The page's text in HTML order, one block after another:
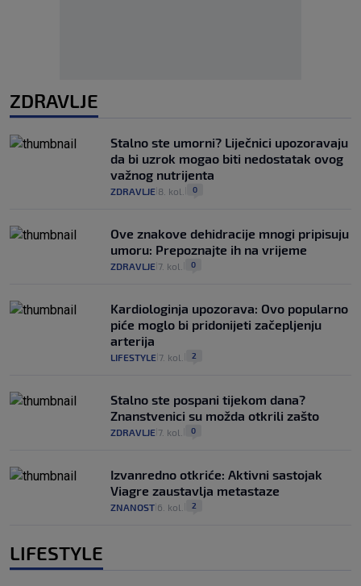
ZDRAVLJE
Stalno ste umorni? Liječnici upozoravaju
da bi uzrok mogao biti nedostatak ovog
važnog nutrijenta
ZDRAVLJE 8. kol. 0
Ove znakove dehidracije mnogi pripisuju
umoru: Prepoznajte ih na vrijeme
ZDRAVLJE 7. kol. 0
Kardiologinja upozorava: Ovo popularno
piće moglo bi pridonijeti začepljenju
arterija
LIFESTYLE 7. kol. 2
Stalno ste pospani tijekom dana?
Znanstvenici su možda otkrili zašto
ZDRAVLJE 7. kol. 0
Izvanredno otkriće: Aktivni sastojak
Viagre zaustavlja metastaze
ZNANOST 6. kol. 2
LIFESTYLE